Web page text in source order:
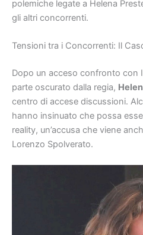
polemiche legate a Helena
gli altri concorrenti.
Tensioni tra i Concorrenti: Il
Dopo un acceso confronto con
parte oscurato dalla regia,
centro di accese discussioni.
hanno insinuato che possa
reality, un’accusa che viene
Lorenzo Spolverato.